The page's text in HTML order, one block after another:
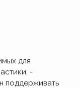
для
-
поддерживать